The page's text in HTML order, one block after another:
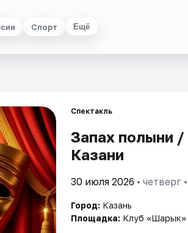
Спорт Ещё
Спектакль
Запах полыни /
Казани
30 июля 2026 • четверг
Город: Казань
Площадка: Клуб «Шарык»